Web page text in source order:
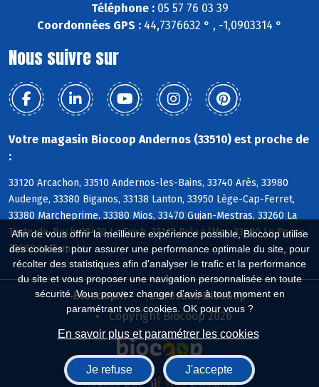
Afin de vous offrir la meilleure expérience possible, Biocoop utilise
des cookies : pour assurer une performance optimale du site, pour
récolter des statistiques afin d'analyser le trafic et la performance
du site et vous proposer une navigation personnalisée en toute
sécurité. Vous pouvez changer d'avis à tout moment en
paramétrant vos cookies. OK pour vous ?
En savoir plus et paramétrer les cookies
Je refuse J'accepte
Téléphone :05 57 76 03 39
Coordonnées GPS : 44,7376632 ° , -1,0903314 °
Nous suivre sur
Votre magasin Biocoop Andernos (33510) est proche de
:
33120 Arcachon, 33510 Andernos-les-Bains, 33740 Arès, 33980
Audenge, 33380 Biganos, 33138 Lanton, 33950 Lège-Cap-Ferret,
33380 Marcheprime, 33380 Mios, 33470 Gujan-Mestras, 33260 La
Teste-de-Buch, 33470 Le Teich, 33115 Pyla s/Mer, 33680 Le Porge,
33680 Le Temple
Biocoop.fr
Le réseau Biocoop
Copyright Biocoop 2026
Réalisé par